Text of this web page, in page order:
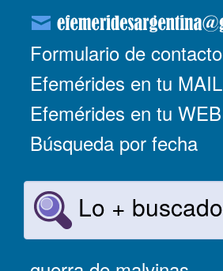
Formulario de contacto
Efemérides en tu MAIL
Efemérides en tu WEB
Búsqueda por fecha
Lo + buscado